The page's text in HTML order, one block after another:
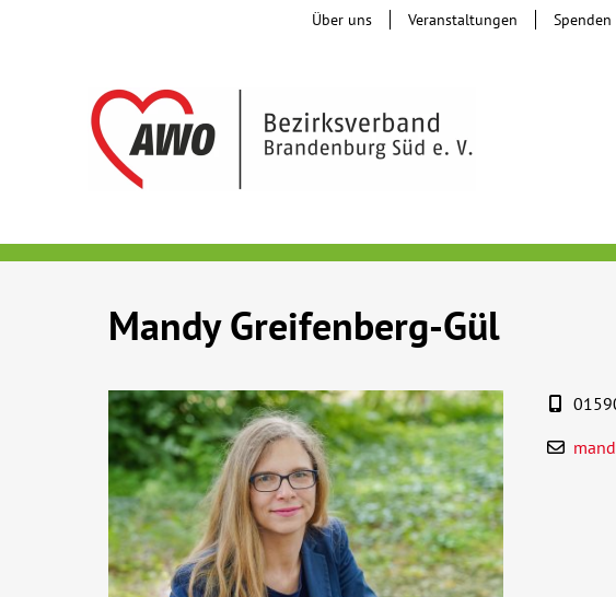
Über uns Veranstaltungen Spenden
Mandy Greifenberg-Gül